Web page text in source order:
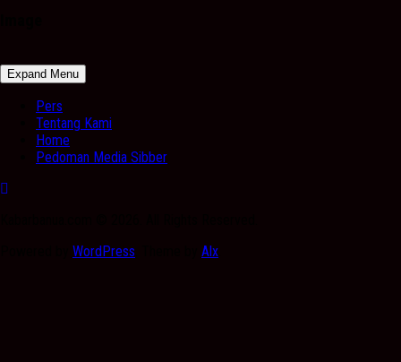
Expand Menu
Pers
Tentang Kami
Home
Pedoman Media Sibber
WordPress Alx